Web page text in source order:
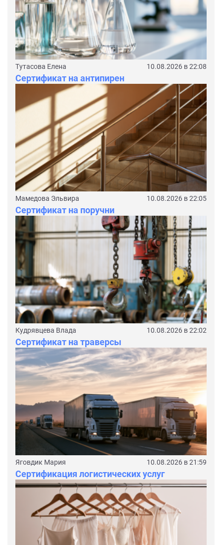
Тутасова Елена 10.08.2026 в 22:08
Сертификат на антипирен
Мамедова Эльвира 10.08.2026 в 22:05
Сертификат на поручни
Кудрявцева Влада 10.08.2026 в 22:02
Сертификат на траверсы
Яговдик Мария 10.08.2026 в 21:59
Сертификация логистических услуг